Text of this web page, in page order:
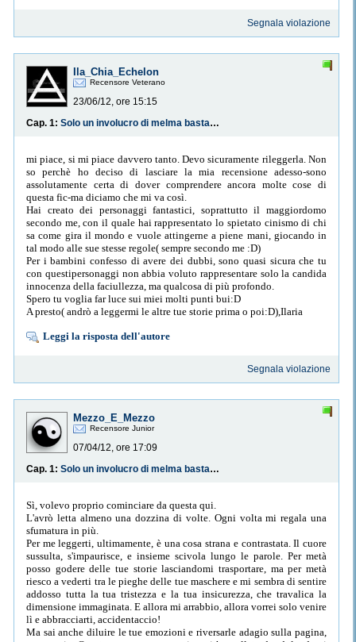
Segnala violazione
Ila_Chia_Echelon
Recensore Veterano
23/06/12, ore 15:15
Cap. 1:
Solo un involucro di melma bastarda.
mi piace, si mi piace davvero tanto. Devo sicuramente rileggerla. Non
so perchè ho deciso di lasciare la mia recensione adesso-sono
assolutamente certa di dover comprendere ancora molte cose di
questa fic-ma diciamo che mi va così.
Hai creato dei personaggi fantastici, soprattutto il maggiordomo
secondo me, con il quale hai rappresentato lo spietato cinismo di chi
sa come gira il mondo e vuole attingerne a piene mani, giocando in
tal modo alle sue stesse regole( sempre secondo me :D)
Per i bambini confesso di avere dei dubbi, sono quasi sicura che tu
con questipersonaggi non abbia voluto rappresentare solo la candida
innocenza della faciullezza, ma qualcosa di più profondo.
Spero tu voglia far luce sui miei molti punti bui:D
A presto( andrò a leggermi le altre tue storie prima o poi:D),Ilaria
Leggi la risposta dell'autore
Segnala violazione
Mezzo_E_Mezzo
Recensore Junior
07/04/12, ore 17:09
Cap. 1:
Solo un involucro di melma bastarda.
Sì, volevo proprio cominciare da questa qui.
L'avrò letta almeno una dozzina di volte. Ogni volta mi regala una
sfumatura in più.
Per me leggerti, ultimamente, è una cosa strana e contrastata. Il cuore
sussulta, s'impaurisce, e insieme scivola lungo le parole. Per metà
posso godere delle tue storie lasciandomi trasportare, ma per metà
riesco a vederti tra le pieghe delle tue maschere e mi sembra di sentire
addosso tutta la tua tristezza e la tua insicurezza, che travalica la
dimensione immaginata. E allora mi arrabbio, allora vorrei solo venire
lì e abbracciarti, accidentaccio!
Ma sai anche diluire le tue emozioni e riversarle adagio sulla pagina,